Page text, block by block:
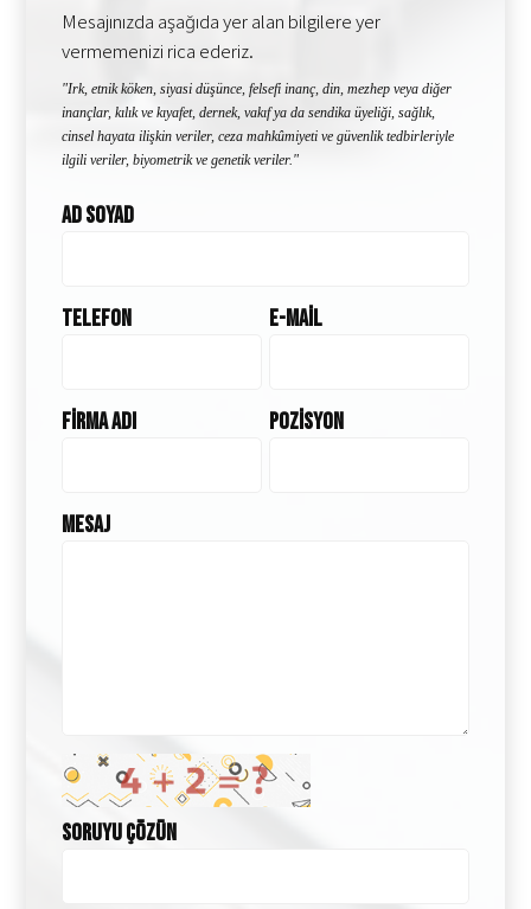
Mesajınızda aşağıda yer alan bilgilere yer
vermemenizi rica ederiz.
"Irk, etnik köken, siyasi düşünce, felsefi inanç, din, mezhep veya diğer
inançlar, kılık ve kıyafet, dernek, vakıf ya da sendika üyeliği, sağlık,
cinsel hayata ilişkin veriler, ceza mahkûmiyeti ve güvenlik tedbirleriyle
ilgili veriler, biyometrik ve genetik veriler."
Ad Soyad
Telefon E-Mail
Firma Adı Pozisyon
Mesaj
Soruyu Çözün